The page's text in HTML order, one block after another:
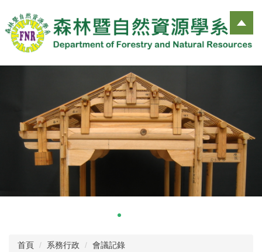
到
主
要
首頁 系務行政 會議記錄